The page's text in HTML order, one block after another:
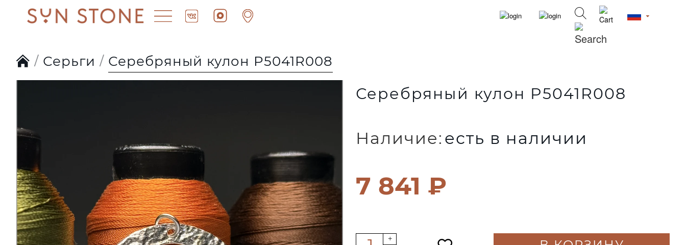
Серьги Серебряный кулон P5041R008
Серебряный кулон P5041R008
7 841 ₽
Наличие: есть в наличии